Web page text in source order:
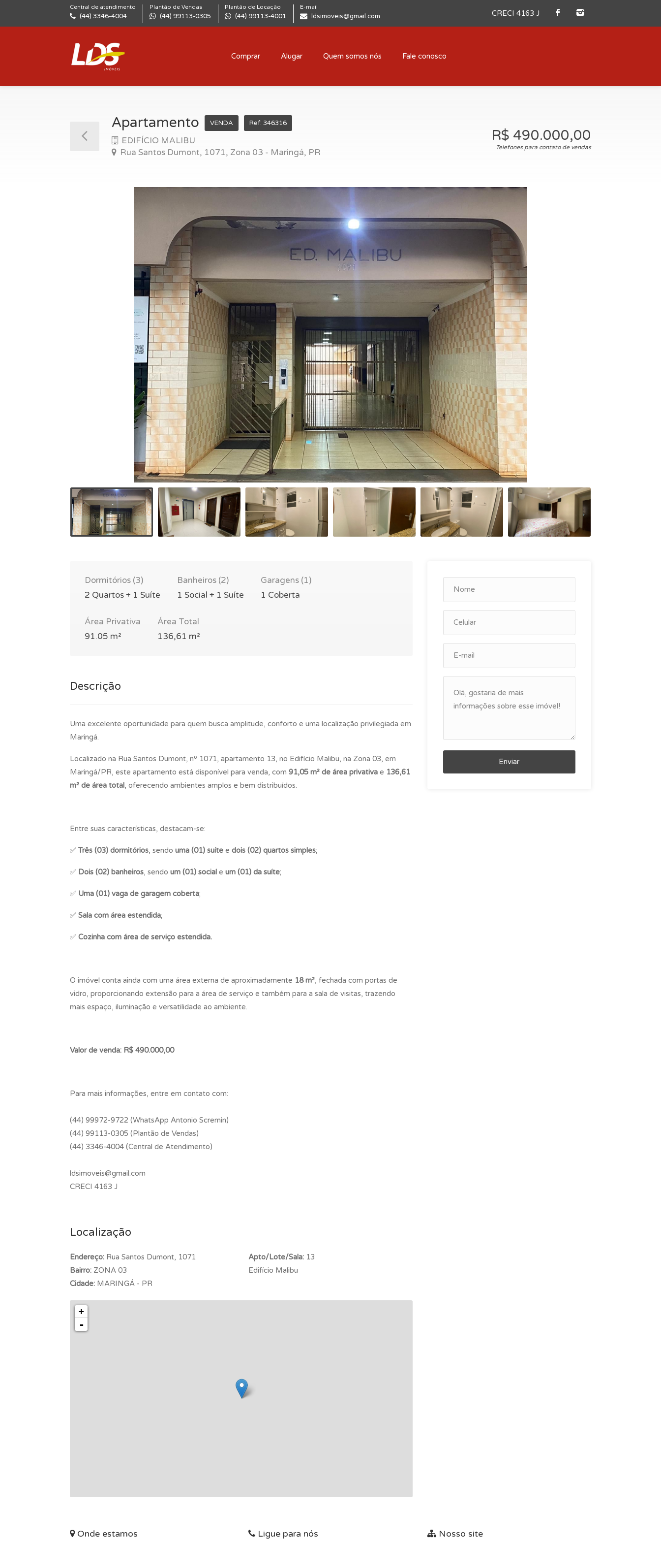
Central de atendimento
(44) 3346-4004
Plantão de Vendas
(44) 99113-0305
Plantão de Locação
(44) 99113-4001
E-mail
ldsimoveis@gmail.com CRECI 4163 J
Comprar Alugar Quem somos nós Fale conosco
Apartamento VENDA Ref: 346316
EDIFÍCIO MALIBU
Rua Santos Dumont, 1071, Zona 03 - Maringá, PR
R$ 490.000,00
Telefones para contato de vendas
Dormitórios (3)
2 Quartos + 1 Suíte
Banheiros (2)
1 Social + 1 Suíte
Garagens (1)
1 Coberta
Área Privativa
91.05 m²
Área Total
136,61 m²
Descrição
Uma excelente oportunidade para quem busca amplitude, conforto e uma localização privilegiada em
Maringá.
Localizado na Rua Santos Dumont, nº 1071, apartamento 13, no Edifício Malibu, na Zona 03, em
Maringá/PR, este apartamento está disponível para venda, com 91,05 m² de área privativa e 136,61
m² de área total, oferecendo ambientes amplos e bem distribuídos.
Entre suas características, destacam-se:
✅ Três (03) dormitórios, sendo uma (01) suíte e dois (02) quartos simples;
✅ Dois (02) banheiros, sendo um (01) social e um (01) da suíte;
✅ Uma (01) vaga de garagem coberta;
✅ Sala com área estendida;
✅ Cozinha com área de serviço estendida.
O imóvel conta ainda com uma área externa de aproximadamente 18 m², fechada com portas de
vidro, proporcionando extensão para a área de serviço e também para a sala de visitas, trazendo
mais espaço, iluminação e versatilidade ao ambiente.
Valor de venda: R$ 490.000,00
Para mais informações, entre em contato com:
(44) 99972-9722 (WhatsApp Antonio Scremin)
(44) 99113-0305 (Plantão de Vendas)
(44) 3346-4004 (Central de Atendimento)
ldsimoveis@gmail.com
CRECI 4163 J
Localização
Endereço: Rua Santos Dumont, 1071
Bairro: ZONA 03
Cidade: MARINGÁ - PR
Apto/Lote/Sala: 13
Edifício Malibu
+
-
Enviar
Onde estamos Ligue para nós Nosso site